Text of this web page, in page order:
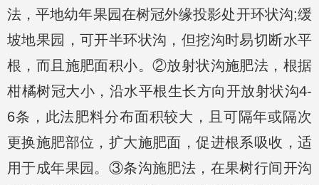
法，平地幼年果园在树冠外缘投影处开环状沟;缓
坡地果园，可开半环状沟，但挖沟时易切断水平
根，而且施肥面积小。②放射状沟施肥法，根据
柑橘树冠大小，沿水平根生长方向开放射状沟4-
6条，此法肥料分布面积较大，且可隔年或隔次
更换施肥部位，扩大施肥面，促进根系吸收，适
用于成年果园。③条沟施肥法，在果树行间开沟